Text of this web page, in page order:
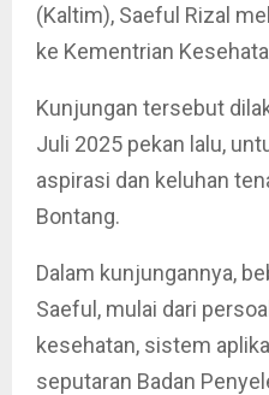
(Kaltim), Saeful Rizal
ke Kementrian
Kunjungan tersebut
Juli 2025 pekan lalu,
aspirasi dan keluhan
Bontang.
Dalam kunjungannya,
Saeful, mulai dari
kesehatan, sistem
seputaran Badan